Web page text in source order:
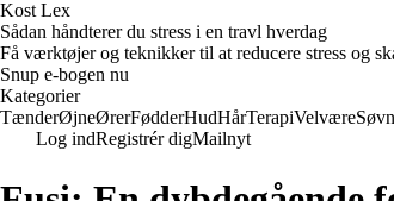
Kost Lex
Sådan håndterer du stress i en travl hverdag
Få værktøjer og teknikker til at reducere stress og
Snup e-bogen nu
Kategorier
TænderØjneØrerFødderHudHårTerapiVelværeSøvn
Log indRegistrér digMailnyt